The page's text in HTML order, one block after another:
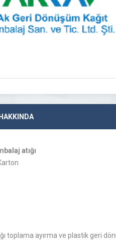
atığı
toplama ayırma ve plastik geri